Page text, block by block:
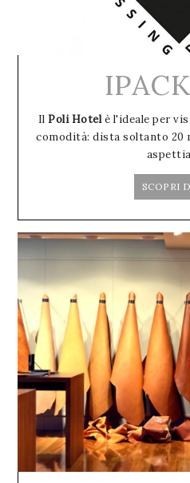
Il Poli Hotelè l'ideale per
comodità: dista soltanto 20
SCOPRI